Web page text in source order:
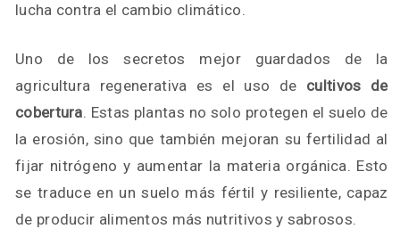
lucha contra el cambio climático.
Uno de los secretos mejor guardados de la
agricultura regenerativa es el uso de cultivos de
cobertura. Estas plantas no solo protegen el suelo de
la erosión, sino que también mejoran su fertilidad al
fijar nitrógeno y aumentar la materia orgánica. Esto
se traduce en un suelo más fértil y resiliente, capaz
de producir alimentos más nutritivos y sabrosos.